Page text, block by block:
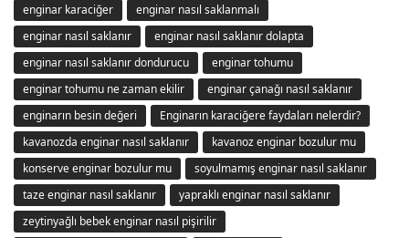
enginar karaciğer
enginar nasıl saklanmalı
enginar nasıl saklanır
enginar nasıl saklanır dolapta
enginar nasıl saklanır dondurucu
enginar tohumu
enginar tohumu ne zaman ekilir
enginar çanağı nasıl saklanır
enginarın besin değeri
Enginarın karaciğere faydaları nelerdir?
kavanozda enginar nasıl saklanır
kavanoz enginar bozulur mu
konserve enginar bozulur mu
soyulmamış enginar nasıl saklanır
taze enginar nasıl saklanır
yapraklı enginar nasıl saklanır
zeytinyağlı bebek enginar nasıl pişirilir